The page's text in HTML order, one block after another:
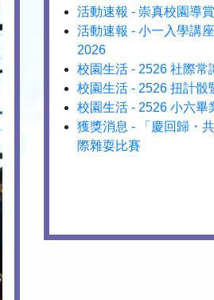
活動速報 - 崇真校園導
活動速報 - 小一入學講
2026
校園生活 - 2526 社際常
校園生活 - 2526 扭計骰
校園生活 - 2526 小六畢
獲獎消息 - 「慶回歸・
際雜耍比賽